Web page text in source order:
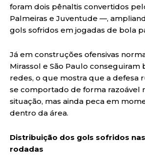
foram dois pênaltis convertidos
Palmeiras e Juventude —,
gols sofridos em jogadas de bola
Já em construções ofensivas
Mirassol e São Paulo conseguiram
redes, o que mostra que a defesa
se comportado de forma razoável
situação, mas ainda peca em
dentro da área.
Distribuição dos gols sofridos
rodadas